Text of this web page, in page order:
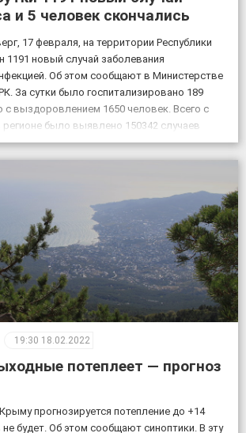
и 5 человек скончались
17 февраля, на территории Республики
новый случай заболевания
Об этом сообщают в Министерстве
За сутки было госпитализировано 189
с выздоровлением 1650 человек. Всего с
регионе было выявлено 150342 случаев
скончалось 4830 пациентов с
в […]
19:30 18.02.2022
потеплеет — прогноз
прогнозируется потепление до +14
будет. Об этом сообщают синоптики. В эту